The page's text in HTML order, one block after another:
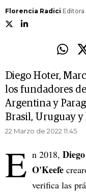
Florencia Radici Editora
Diego Hoter,
los fundadores
Argentina y
Brasil, Uruguay y
22 Marzo de 2022 11.45
E n 2018,
O'Keefe
verifica las